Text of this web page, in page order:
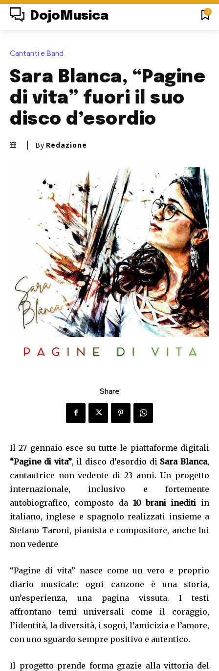
DojoMusica 0
Cantanti e Band
Sara Blanca, “Pagine
di vita” fuori il suo
disco d’esordio
By Redazione
Share
Il 27 gennaio esce su tutte le piattaforme digitali
“Pagine di vita”, il disco d’esordio di Sara Blanca,
cantautrice non vedente di 23 anni. Un progetto
internazionale, inclusivo e fortemente
autobiografico, composto da 10 brani inediti in
italiano, inglese e spagnolo realizzati insieme a
Stefano Taroni, pianista e compositore, anche lui
non vedente
“Pagine di vita” nasce come un vero e proprio
diario musicale: ogni canzone è una storia,
un’esperienza, una pagina vissuta. I testi
affrontano temi universali come il coraggio,
l’identità, la diversità, i sogni, l’amicizia e l’amore,
con uno sguardo sempre positivo e autentico.
Il progetto prende forma grazie alla vittoria del